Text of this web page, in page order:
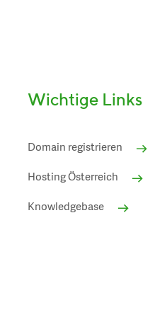
Wichtige Links
Domain registrieren
Hosting Österreich
Knowledgebase